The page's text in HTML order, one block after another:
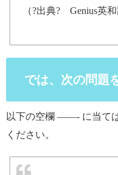
（?出典? Genius英
では、次の問題
以下の空欄 ——- に当て
ください。